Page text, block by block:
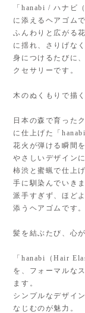
「hanabi / ハナビ
に添えるヘアゴムで
ふんわりと広がる
に揺れ、さりげな
身につけるたびに
クセサリーです。
木のぬくもりで描
日本の森で育った
に仕上げた「hanabi
花火が弾ける瞬間
やさしいデザインに
柿渋と蜜蝋で仕上
手に馴染んでいきま
派手すぎず、ほど
添うヘアゴムです。
髪を結ぶたび、心
「hanabi（Hair
を、フォーマルな
ます。
シンプルなデザイ
なじむのが魅力。